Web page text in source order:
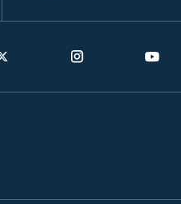
Twitter Instagram
the